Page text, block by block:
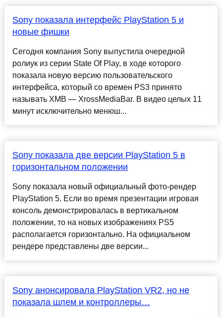
Sony показала интерфейс PlayStation 5 и
новые фишки
Сегодня компания Sony выпустила очередной
ролиук из серии State Of Play, в ходе которого
показала новую версию пользовательского
интерфейса, который со времен PS3 принято
называть XMB — XrossMediaBar. В видео целых 11
минут исключительно менюш...
Sony показала две версии PlayStation 5 в
горизонтальном положении
Sony показала новый официальный фото-рендер
PlayStation 5. Если во время презентации игровая
консоль демонстрировалась в вертикальном
положении, то на новых изображениях PS5
располагается горизонтально. На официальном
рендере представлены две версии...
Sony анонсировала PlayStation VR2, но не
показала шлем и контроллеры…